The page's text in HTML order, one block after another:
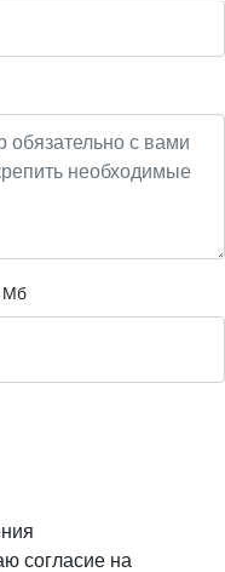
Мб
согласие на